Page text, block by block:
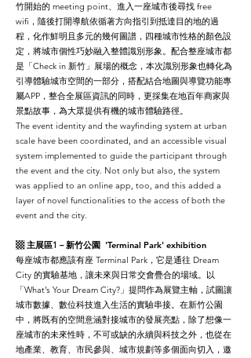
竹開始的 meeting point、進入一座城市後尋找 free
wifi，隨後打開導航依循著方向指引到抵達目的地的過
程，化作鮮明且多元的幾何圖譜，四種城市性格的顏色設
定，將城市個性巧妙融入整體識別形象。配合整座城市都
是「Check in 新竹」展場的概念，本次識別形象也轉化為
引導體驗城市空間的一部分，搭配結合地圖與導覽功能專
屬APP，整合全展區資訊的同時，更採集在地百年商家與
景點故事，為大眾提供有機的城市體驗路徑。
The event identity and the wayfinding system at urban
scale have been coordinated, and an accessible visual
system implemented to guide the participant through
the event and the city. Not only but also, the system
was applied to an online app, too, and this added a
layer of novel functionalities to the access of both the
event and the city.
▩ 主展區1－新竹公園 'Terminal Park' exhibition
每座城市都應該有座 Terminal Park，它是通往 Dream
City 的實驗基地，讓未來與日常交會疊合的場域。以
「What’s Your Dream City?」提問作為展覽主軸，試圖讓
城市數據、數位科技進入生活的實驗串接。在新竹公園
中，將既有的空間意涵對接城市的發展亮點，除了想像一
座城市的未來性時，不可或缺的永續與科技之外，也從在
地產業、教育、市民參與、城市規劃等多個面向切入，邀